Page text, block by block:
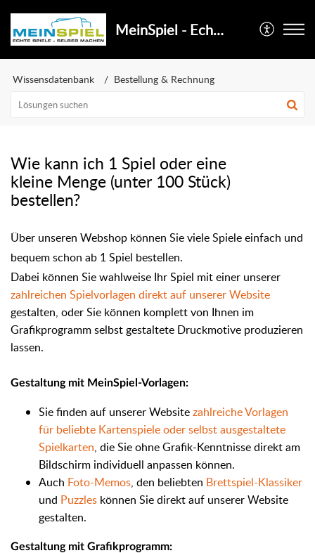
MeinSpiel - Echte Spiele selber machen
Wissensdatenbank Bestellung & Rechnung
Wie kann ich 1 Spiel oder eine
kleine Menge (unter 100 Stück)
bestellen?
Über unseren Webshop können Sie viele Spiele einfach und
bequem schon ab 1 Spiel bestellen.
Dabei können Siewahlweise Ihr Spiel mit einer unserer
zahlreichen Spielvorlagen direkt auf unserer Website
gestalten, oder Sie können komplett von Ihnen im
Grafikprogramm selbst gestaltete Druckmotive produzieren
lassen.
Gestaltung mit MeinSpiel-Vorlagen:
Sie finden auf unserer Websitezahlreiche Vorlagen
für beliebte Kartenspiele oder selbst ausgestaltete
Spielkarten, die Sie ohne Grafik-Kenntnisse direkt am
Bildschirm individuell anpassen können.
Auch Foto-Memos, den beliebten Brettspiel-Klassiker
und Puzzles können Sie direkt auf unserer Website
gestalten.
Gestaltung mit Grafikprogramm: